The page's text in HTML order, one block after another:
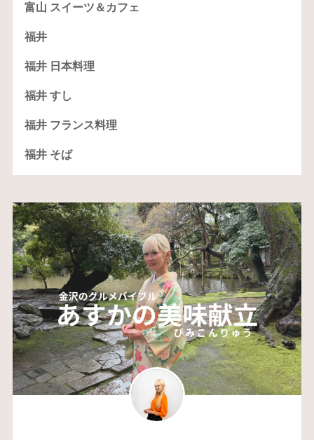
富山 スイーツ＆カフェ
福井
福井 日本料理
福井 すし
福井 フランス料理
福井 そば